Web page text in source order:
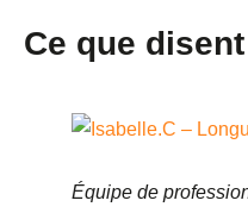
Ce que
Équipe de